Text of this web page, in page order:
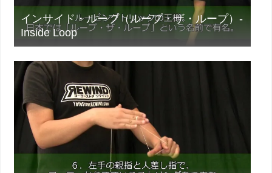
インサイド・ループ（ループ・ザ・ループ）-
Inside Loop